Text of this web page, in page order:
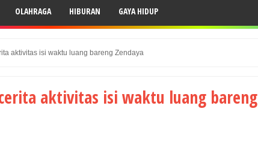
OLAHRAGA HIBURAN GAYA HIDUP
aktivitas isi waktu luang bareng Zendaya
aktivitas isi waktu luang bareng